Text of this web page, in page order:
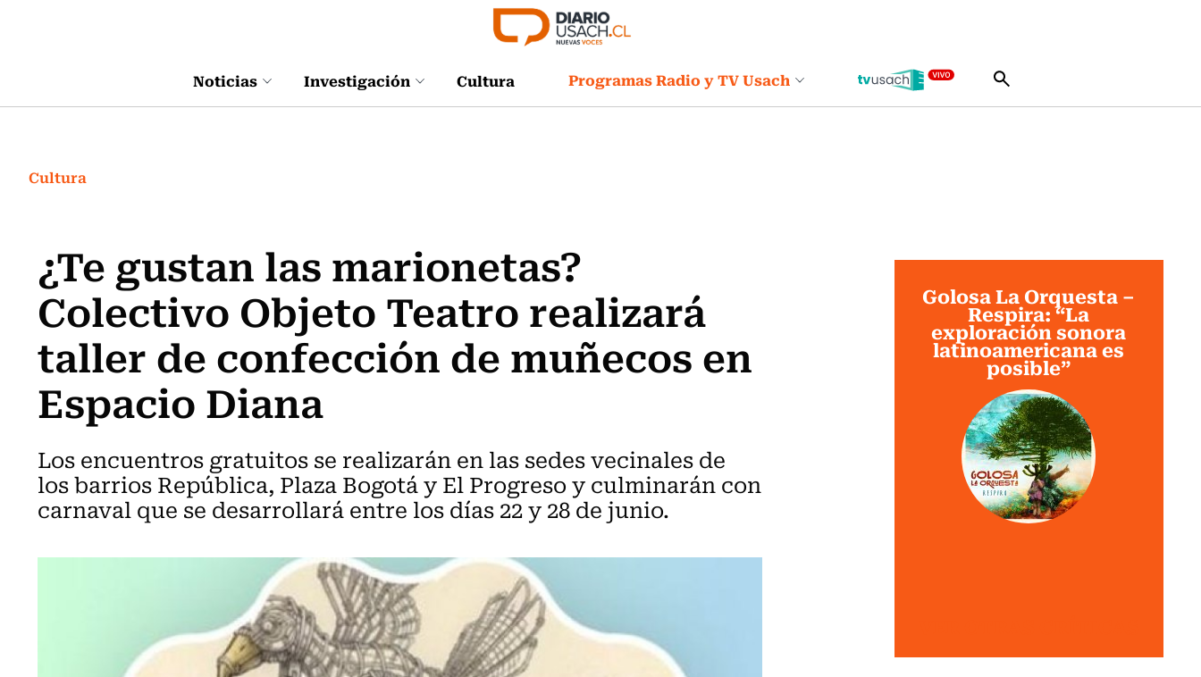
Noticias Investigación Cultura Programas Radio y TV Usach
Cultura
¿Te gustan las marionetas?
Colectivo Objeto Teatro realizará
taller de confección de muñecos en
Espacio Diana
Los encuentros gratuitos se realizarán en las sedes vecinales de
los barrios República, Plaza Bogotá y El Progreso y culminarán con
carnaval que se desarrollará entre los días 22 y 28 de junio.
Golosa La Orquesta –
Respira: “La
exploración sonora
latinoamericana es
posible”